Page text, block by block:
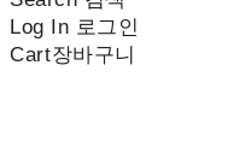
Log In 로그인
Cart장바구니